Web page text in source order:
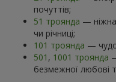
почуттів;
51 троянда —
чи річниці;
101 троянда —
501 , 1001 троянда
безмежної любові